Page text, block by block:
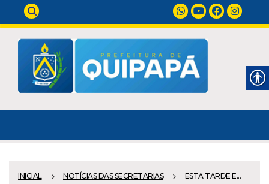
INICIAL NOTÍCIAS DAS SECRETARIAS ESTA TARDE E...